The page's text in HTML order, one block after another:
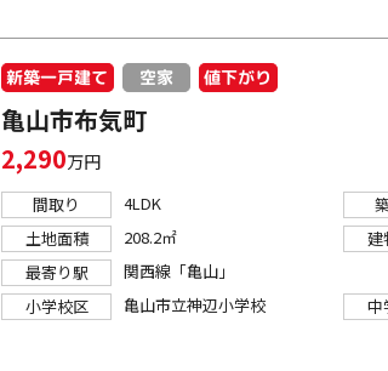
新築一戸建て 空家 値下がり
亀山市布気町
2,290万円
間取り 4LDK
土地面積
208.2㎡ 建
最寄り駅
関西線「亀山」
小学校区
亀山市立神辺小学校 中